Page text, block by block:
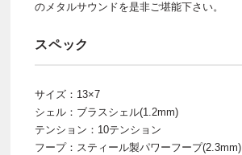
のメタルサウンドを是非ご堪能下さい。
スペック
サイズ：13×7
シェル：ブラスシェル(1.2mm)
テンション：10テンション
フープ：スティール製パワーフープ(2.3mm)